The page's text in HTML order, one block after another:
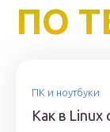
ПО
ПК и ноутбуки
Как в Linux